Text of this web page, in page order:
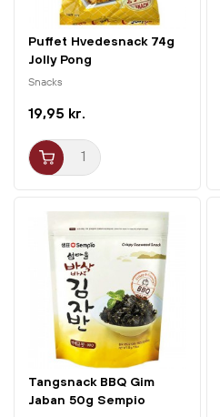
Puffet Hvedesnack 74g
Jolly Pong
Snacks
19,95 kr.
Tangsnack BBQ Gim
Jaban 50g Sempio